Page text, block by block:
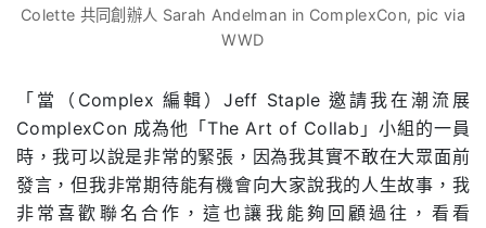
Colette 共同創辦人 Sarah Andelman in ComplexCon, pic via
WWD
「當（Complex 編輯）Jeff Staple 邀請我在潮流展
ComplexCon 成為他「The Art of Collab」小組的一員
時，我可以說是非常的緊張，因為我其實不敢在大眾面前
發言，但我非常期待能有機會向大家說我的人生故事，我
非常喜歡聯名合作，這也讓我能夠回顧過往，看看